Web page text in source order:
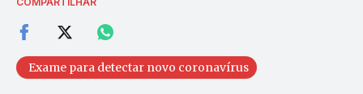
Exame para detectar novo coronavírus